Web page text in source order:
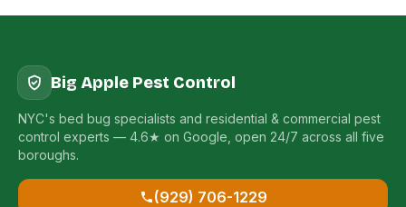
Big Apple Pest Control
NYC's bed bug specialists and residential & commercial pest
control experts — 4.6★ on Google, open 24/7 across all five
boroughs.
(929) 706-1229